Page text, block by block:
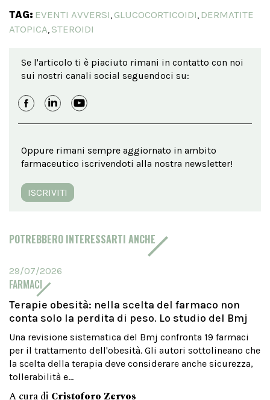
TAG: EVENTI AVVERSI, GLUCOCORTICOIDI, DERMATITE
ATOPICA, STEROIDI
Se l'articolo ti è piaciuto rimani in contatto con noi
sui nostri canali social seguendoci su:
Oppure rimani sempre aggiornato in ambito
farmaceutico iscrivendoti alla nostra newsletter!
ISCRIVITI
POTREBBERO INTERESSARTI ANCHE
29/07/2026
FARMACI
Terapie obesità: nella scelta del farmaco non
conta solo la perdita di peso. Lo studio del Bmj
Una revisione sistematica del Bmj confronta 19 farmaci
per il trattamento dell'obesità. Gli autori sottolineano che
la scelta della terapia deve considerare anche sicurezza,
tollerabilità e...
A cura di Cristoforo Zervos